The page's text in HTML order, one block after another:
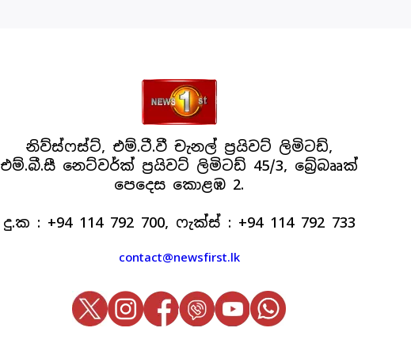
නිව්ස්ෆස්ට්, එම්.ටී.වී චැනල් ප්‍රයිවට් ලිමිටඩ්,
එම්.බී.සී නෙට්වර්ක් ප්‍රයිවට් ලිමිටඩ් 45/3, බ්‍රේබෲක්
පෙදෙස කොළඹ 2.
දු.ක : +94 114 792 700, ෆැක්ස් : +94 114 792 733
contact@newsfirst.lk